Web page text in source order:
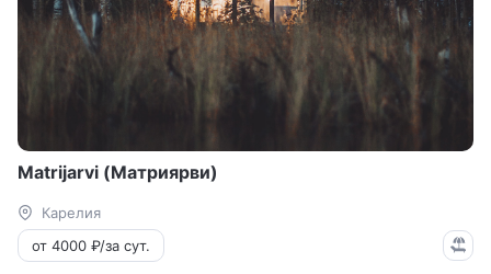
Matrijarvi (Матриярви)
Карелия
от 4000 ₽/за сут.